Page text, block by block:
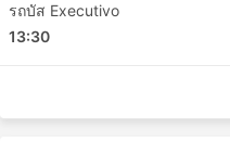
เป็นส่วนตัวและความสะดวก
ของรถบัสที่แตกต่างกันตอบส
ของนักเดินทาง การเดินทา
โดยสารระดับมาตรฐาน อา
ธรรมดา ต่างถือเป็นทางเลื
รถบัส Executivo
13:30